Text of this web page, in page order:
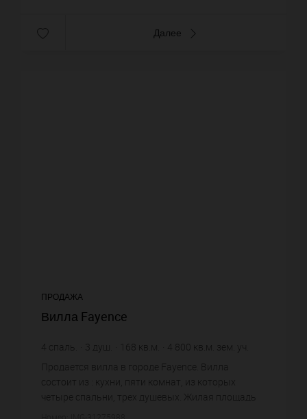
Далее
ПРОДАЖА
Вилла Fayence
4 спаль. 3 душ. 168 кв.м. 4 800 кв.м. зем. уч.
Продается вилла в городе Fayence. Вилла
состоит из : кухни, пяти комнат, из которых
четыре спальни, трех душевых. Жилая площадь